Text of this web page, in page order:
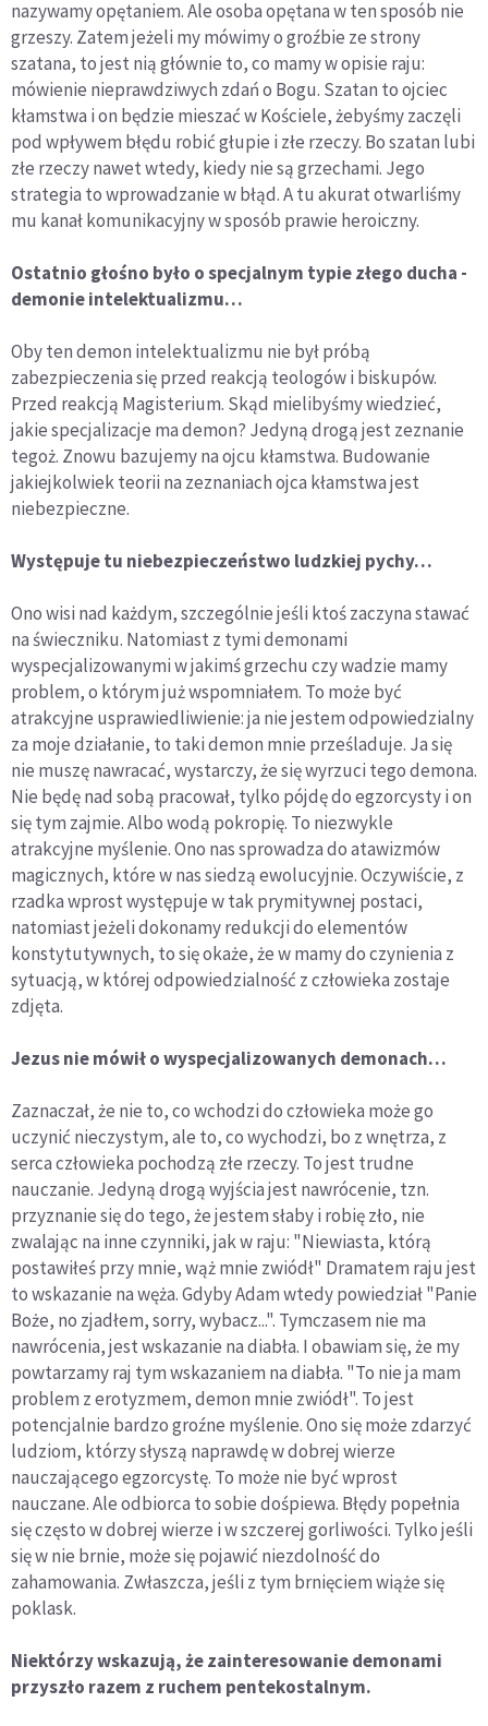
nazywamy opętaniem. Ale osoba opętana w ten sposób nie
grzeszy. Zatem jeżeli my mówimy o groźbie ze strony
szatana, to jest nią głównie to, co mamy w opisie raju:
mówienie nieprawdziwych zdań o Bogu. Szatan to ojciec
kłamstwa i on będzie mieszać w Kościele, żebyśmy zaczęli
pod wpływem błędu robić głupie i złe rzeczy. Bo szatan lubi
złe rzeczy nawet wtedy, kiedy nie są grzechami. Jego
strategia to wprowadzanie w błąd. A tu akurat otwarliśmy
mu kanał komunikacyjny w sposób prawie heroiczny.
Ostatnio głośno było o specjalnym typie złego ducha -
demonie intelektualizmu…
Oby ten demon intelektualizmu nie był próbą
zabezpieczenia się przed reakcją teologów i biskupów.
Przed reakcją Magisterium. Skąd mielibyśmy wiedzieć,
jakie specjalizacje ma demon? Jedyną drogą jest zeznanie
tegoż. Znowu bazujemy na ojcu kłamstwa. Budowanie
jakiejkolwiek teorii na zeznaniach ojca kłamstwa jest
niebezpieczne.
Występuje tu niebezpieczeństwo ludzkiej pychy…
Ono wisi nad każdym, szczególnie jeśli ktoś zaczyna stawać
na świeczniku. Natomiast z tymi demonami
wyspecjalizowanymi w jakimś grzechu czy wadzie mamy
problem, o którym już wspomniałem. To może być
atrakcyjne usprawiedliwienie: ja nie jestem odpowiedzialny
za moje działanie, to taki demon mnie prześladuje. Ja się
nie muszę nawracać, wystarczy, że się wyrzuci tego demona.
Nie będę nad sobą pracował, tylko pójdę do egzorcysty i on
się tym zajmie. Albo wodą pokropię. To niezwykle
atrakcyjne myślenie. Ono nas sprowadza do atawizmów
magicznych, które w nas siedzą ewolucyjnie. Oczywiście, z
rzadka wprost występuje w tak prymitywnej postaci,
natomiast jeżeli dokonamy redukcji do elementów
konstytutywnych, to się okaże, że w mamy do czynienia z
sytuacją, w której odpowiedzialność z człowieka zostaje
zdjęta.
Jezus nie mówił o wyspecjalizowanych demonach…
Zaznaczał, że nie to, co wchodzi do człowieka może go
uczynić nieczystym, ale to, co wychodzi, bo z wnętrza, z
serca człowieka pochodzą złe rzeczy. To jest trudne
nauczanie. Jedyną drogą wyjścia jest nawrócenie, tzn.
przyznanie się do tego, że jestem słaby i robię zło, nie
zwalając na inne czynniki, jak w raju: "Niewiasta, którą
postawiłeś przy mnie, wąż mnie zwiódł" Dramatem raju jest
to wskazanie na węża. Gdyby Adam wtedy powiedział "Panie
Boże, no zjadłem, sorry, wybacz...". Tymczasem nie ma
nawrócenia, jest wskazanie na diabła. I obawiam się, że my
powtarzamy raj tym wskazaniem na diabła. "To nie ja mam
problem z erotyzmem, demon mnie zwiódł". To jest
potencjalnie bardzo groźne myślenie. Ono się może zdarzyć
ludziom, którzy słyszą naprawdę w dobrej wierze
nauczającego egzorcystę. To może nie być wprost
nauczane. Ale odbiorca to sobie dośpiewa. Błędy popełnia
się często w dobrej wierze i w szczerej gorliwości. Tylko jeśli
się w nie brnie, może się pojawić niezdolność do
zahamowania. Zwłaszcza, jeśli z tym brnięciem wiąże się
poklask.
Niektórzy wskazują, że zainteresowanie demonami
przyszło razem z ruchem pentekostalnym.